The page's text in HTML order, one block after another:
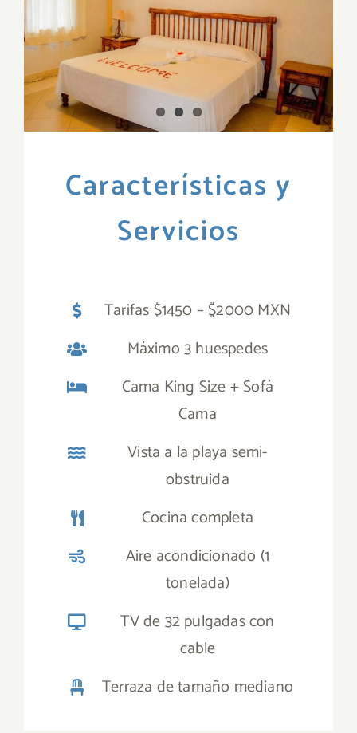
Características y
Servicios
Tarifas $1450 – $2000 MXN
Máximo 3 huespedes
Cama King Size + Sofá
Cama
Vista a la playa semi-
obstruida
Cocina completa
Aire acondicionado (1
tonelada)
TV de 32 pulgadas con
cable
Terraza de tamaño mediano